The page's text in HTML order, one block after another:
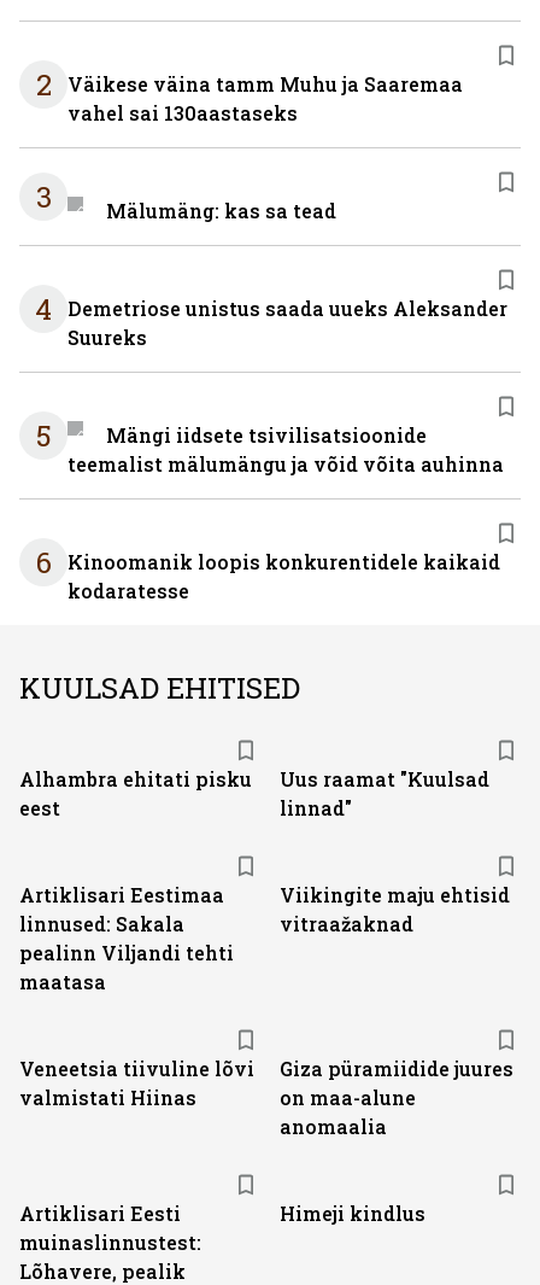
2
Väikese väina tamm Muhu ja Saaremaa
vahel sai 130aastaseks
3 Mälumäng: kas sa tead
4
Demetriose unistus saada uueks Aleksander
Suureks
5
Mängi iidsete tsivilisatsioonide
teemalist mälumängu ja võid võita auhinna
6
Kinoomanik loopis konkurentidele kaikaid
kodaratesse
KUULSAD EHITISED
Alhambra ehitati pisku
eest
Uus raamat "Kuulsad
linnad"
Artiklisari Eestimaa
linnused: Sakala
pealinn Viljandi tehti
maatasa
Viikingite maju ehtisid
vitraažaknad
Veneetsia tiivuline lõvi
valmistati Hiinas
Giza püramiidide juures
on maa-alune
anomaalia
Artiklisari Eesti
muinaslinnustest:
Lõhavere, pealik
Himeji kindlus